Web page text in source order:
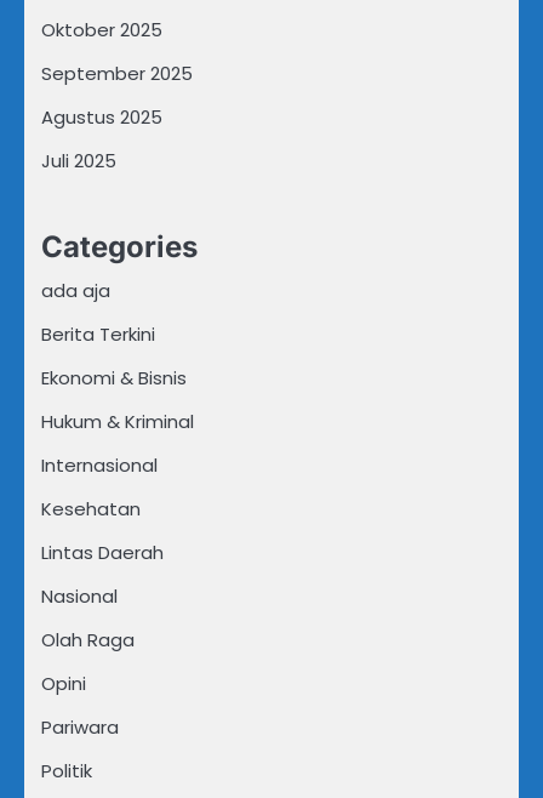
Oktober 2025
September 2025
Agustus 2025
Juli 2025
Categories
ada aja
Berita Terkini
Ekonomi & Bisnis
Hukum & Kriminal
Internasional
Kesehatan
Lintas Daerah
Nasional
Olah Raga
Opini
Pariwara
Politik